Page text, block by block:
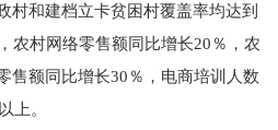
村和建档立卡贫困村覆盖率均达到
农村网络零售额同比增长20％，农
售额同比增长30％，电商培训人数
上。